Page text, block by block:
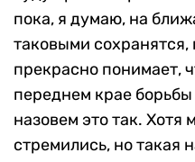
пока, я думаю, на
таковыми сохранятся,
прекрасно понимает,
переднем крае
назовем это так. Хотя
стремились, но такая